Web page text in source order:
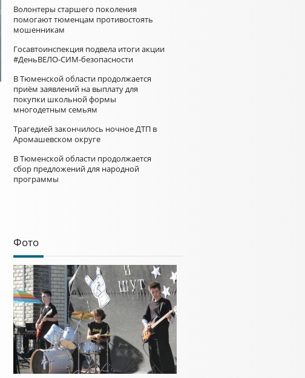
Волонтеры старшего поколения
помогают тюменцам противостоять
мошенникам
Госавтоинспекция подвела итоги акции
#ДеньВЕЛО-СИМ-безопасности
В Тюменской области продолжается
приём заявлений на выплату для
покупки школьной формы
многодетным семьям
Трагедией закончилось ночное ДТП в
Аромашевском округе
В Тюменской области продолжается
сбор предложений для народной
программы
Фото